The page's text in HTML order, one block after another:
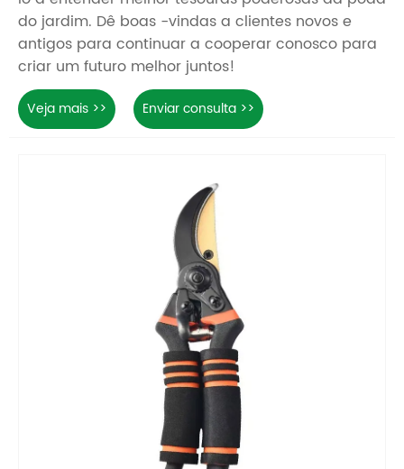
do jardim. Dê boas -vindas a clientes novos e
antigos para continuar a cooperar conosco para
criar um futuro melhor juntos!
Veja mais >> Enviar consulta >>